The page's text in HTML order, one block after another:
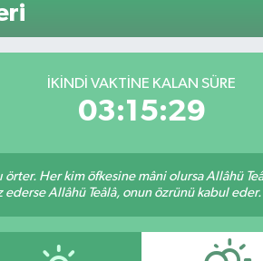
İKINDI VAKTINE KALAN SÜRE
03:15:29
örter. Her kim öfkesine mâni olursa Allâhü
ederse Allâhü Teâlâ, onun özrünü kabul